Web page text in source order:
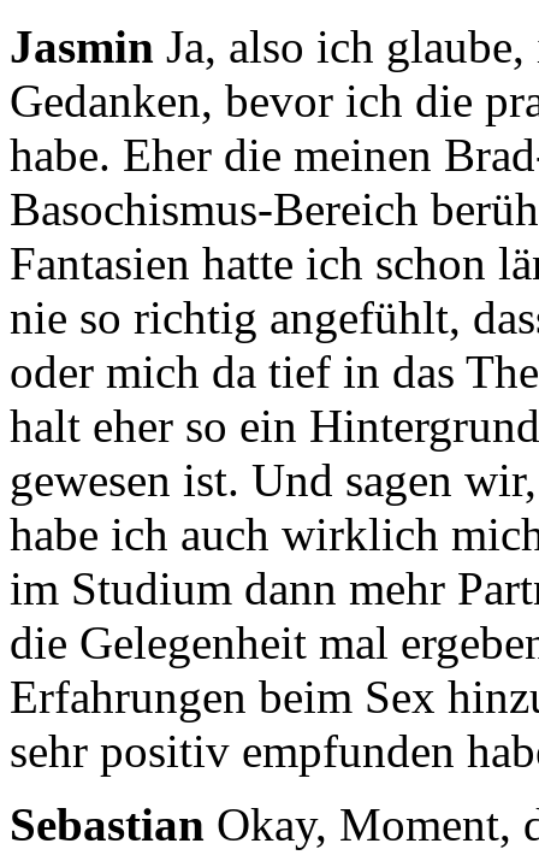
Jasmin Ja, also ich
Gedanken, bevor ich die
habe. Eher die meinen
Basochismus-Bereich
Fantasien hatte ich schon
nie so richtig angefühlt,
oder mich da tief in das
halt eher so ein
gewesen ist. Und sagen
habe ich auch wirklich
im Studium dann mehr
die Gelegenheit mal
Erfahrungen beim Sex
sehr positiv empfunden
Sebastian Okay, Moment,